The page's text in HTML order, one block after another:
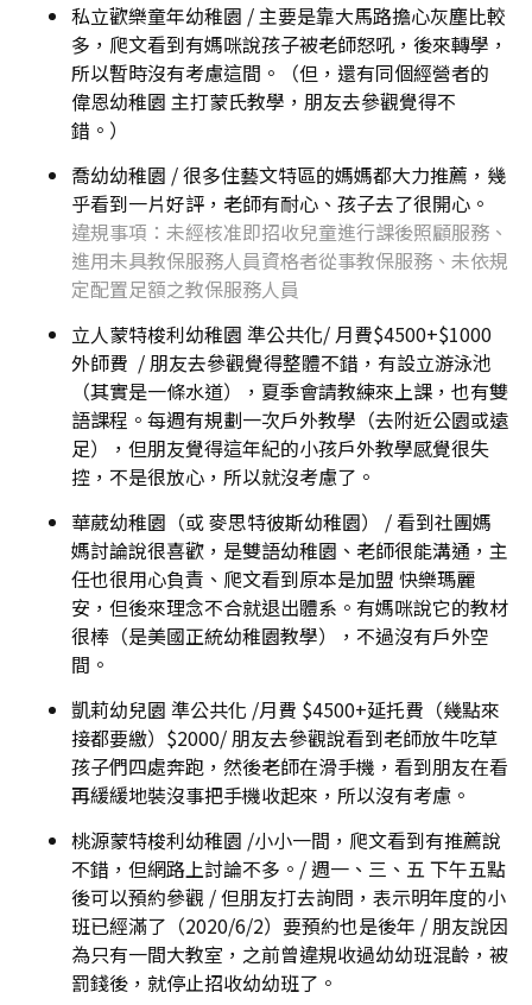
私立歡樂童年幼稚園 / 主要是靠大馬路擔心灰塵比較
多，爬文看到有媽咪說孩子被老師怒吼，後來轉學，
所以暫時沒有考慮這間。（但，還有同個經營者的
偉恩幼稚園 主打蒙氏教學，朋友去參觀覺得不
錯。）
喬幼幼稚園 / 很多住藝文特區的媽媽都大力推薦，幾
乎看到一片好評，老師有耐心、孩子去了很開心。
違規事項：未經核准即招收兒童進行課後照顧服務、
進用未具教保服務人員資格者從事教保服務、未依規
定配置足額之教保服務人員
立人蒙特梭利幼稚園 準公共化/ 月費$4500+$1000
外師費 / 朋友去參觀覺得整體不錯，有設立游泳池
（其實是一條水道），夏季會請教練來上課，也有雙
語課程。每週有規劃一次戶外教學（去附近公園或遠
足），但朋友覺得這年紀的小孩戶外教學感覺很失
控，不是很放心，所以就沒考慮了。
華葳幼稚園（或 麥思特彼斯幼稚園） / 看到社團媽
媽討論說很喜歡，是雙語幼稚園、老師很能溝通，主
任也很用心負責、爬文看到原本是加盟 快樂瑪麗
安，但後來理念不合就退出體系。有媽咪說它的教材
很棒（是美國正統幼稚園教學），不過沒有戶外空
間。
凱莉幼兒園 準公共化 /月費 $4500+延托費（幾點來
接都要繳）$2000/ 朋友去參觀說看到老師放牛吃草
孩子們四處奔跑，然後老師在滑手機，看到朋友在看
再緩緩地裝沒事把手機收起來，所以沒有考慮。
桃源蒙特梭利幼稚園 /小小一間，爬文看到有推薦說
不錯，但網路上討論不多。/ 週一、三、五 下午五點
後可以預約參觀 / 但朋友打去詢問，表示明年度的小
班已經滿了（2020/6/2）要預約也是後年 / 朋友說因
為只有一間大教室，之前曾違規收過幼幼班混齡，被
罰錢後，就停止招收幼幼班了。